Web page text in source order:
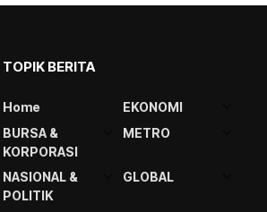
TOPIK BERITA
Home
EKONOMI
BURSA &
KORPORASI
METRO
NASIONAL &
POLITIK
GLOBAL